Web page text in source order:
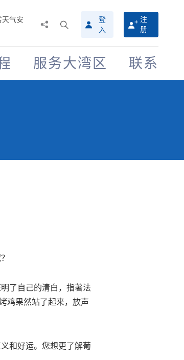
天气安
搜
寻
介
面
登
入
注
册
服务大湾区 联系
了自己的清白，指著法
鸡果然站了起来，放声
和好运。您想更了解葡